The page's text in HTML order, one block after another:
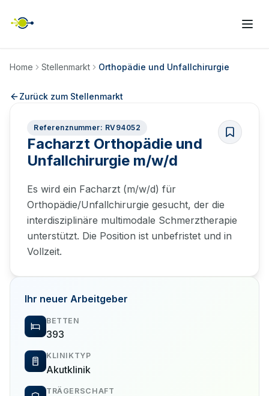
Home Stellenmarkt Orthopädie und Unfallchirurgie
Zurück zum Stellenmarkt
Referenznummer: RV94052
Facharzt Orthopädie und
Unfallchirurgie m/w/d
Es wird ein Facharzt (m/w/d) für
Orthopädie/Unfallchirurgie gesucht, der die
interdisziplinäre multimodale Schmerztherapie
unterstützt. Die Position ist unbefristet und in
Vollzeit.
Ihr neuer Arbeitgeber
BETTEN
393
KLINIKTYP
Akutklinik
TRÄGERSCHAFT